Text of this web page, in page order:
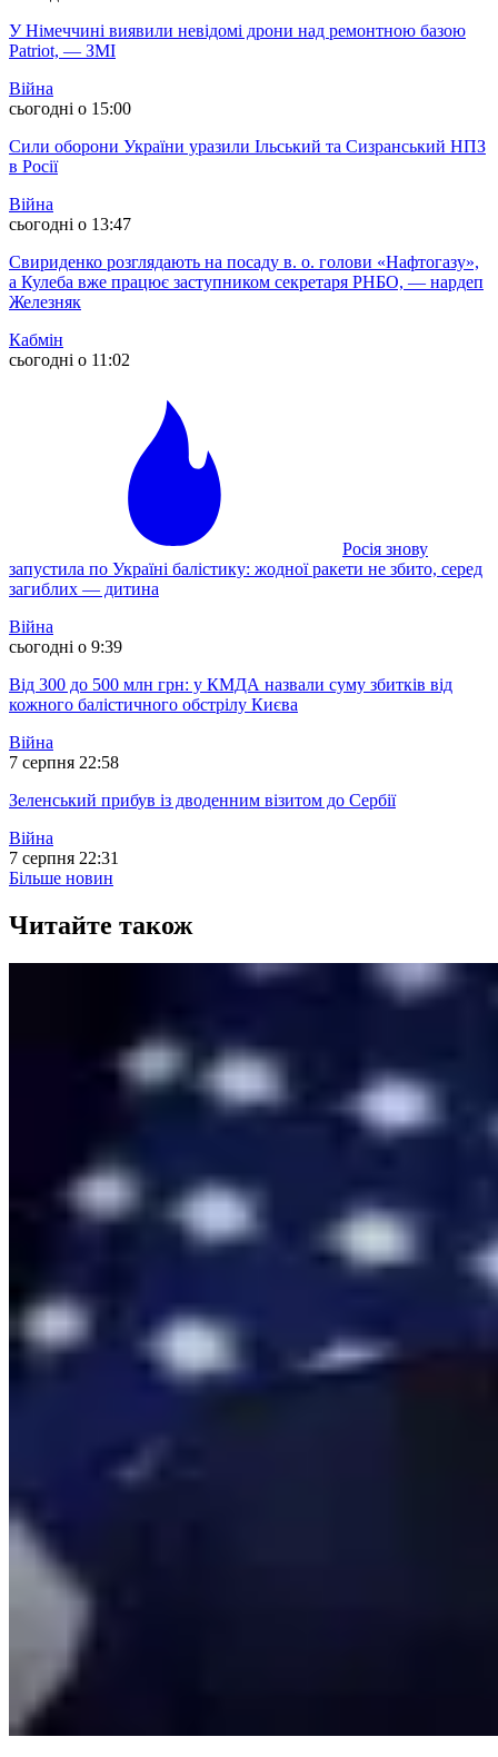
У Німеччині виявили невідомі дрони над ремонтною базою
Patriot, — ЗМІ
Війна
сьогодні о 15:00
Сили оборони України уразили Ільський та Сизранський НПЗ
в Росії
Війна
сьогодні о 13:47
Свириденко розглядають на посаду в. о. голови «Нафтогазу»,
а Кулеба вже працює заступником секретаря РНБО, — нардеп
Железняк
Кабмін
сьогодні о 11:02
Росія знову
запустила по Україні балістику: жодної ракети не збито, серед
загиблих — дитина
Війна
сьогодні о 9:39
Від 300 до 500 млн грн: у КМДА назвали суму збитків від
кожного балістичного обстрілу Києва
Війна
7 серпня 22:58
Зеленський прибув із дводенним візитом до Сербії
Війна
7 серпня 22:31
Більше новин
Читайте також